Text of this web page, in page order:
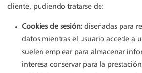
cliente, pudiendo tratarse de:
Cookies de sesión: diseñadas para
datos mientras el usuario accede a
suelen emplear para almacenar
interesa conservar para la